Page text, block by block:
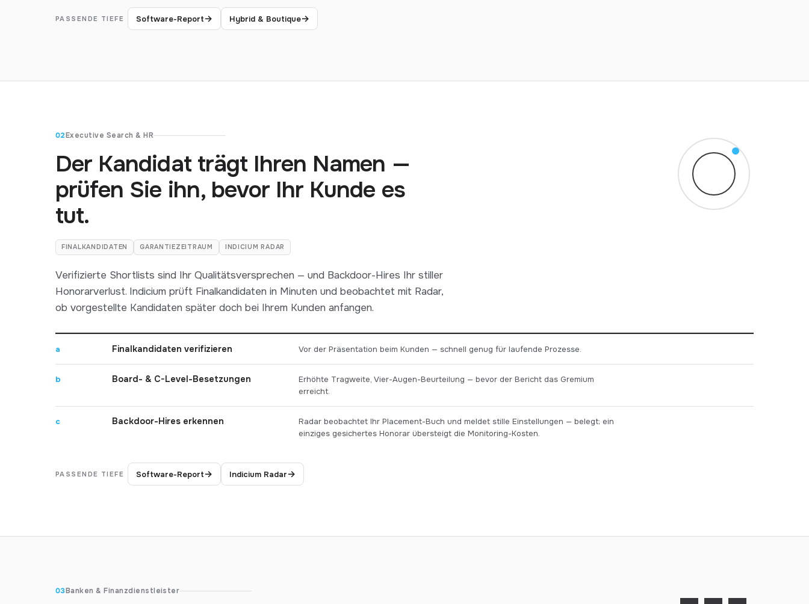
PASSENDE TIEFE Software-Report→ Hybrid & Boutique→
02Executive Search & HR
Der Kandidat trägt Ihren Namen —
prüfen Sie ihn, bevor Ihr Kunde es
tut.
FINALKANDIDATEN GARANTIEZEITRAUM INDICIUM RADAR
Verifizierte Shortlists sind Ihr Qualitätsversprechen — und Backdoor-Hires Ihr stiller
Honorarverlust. Indicium prüft Finalkandidaten in Minuten und beobachtet mit Radar,
ob vorgestellte Kandidaten später doch bei Ihrem Kunden anfangen.
a Finalkandidaten verifizieren Vor der Präsentation beim Kunden — schnell genug für laufende Prozesse.
b Board- & C-Level-Besetzungen
Erhöhte Tragweite, Vier-Augen-Beurteilung — bevor der Bericht das Gremium
erreicht.
c Backdoor-Hires erkennen
Radar beobachtet Ihr Placement-Buch und meldet stille Einstellungen — belegt; ein
einziges gesichertes Honorar übersteigt die Monitoring-Kosten.
PASSENDE TIEFE Software-Report→ Indicium Radar→
03Banken & Finanzdienstleister